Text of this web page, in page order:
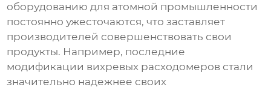
оборудованию для атомной промышленности
постоянно ужесточаются, что заставляет
производителей совершенствовать свои
продукты. Например, последние
модификации вихревых расходомеров стали
значительно надежнее своих